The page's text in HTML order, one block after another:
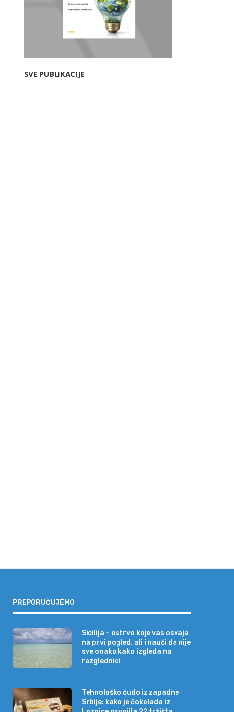
SVE PUBLIKACIJE
PREPORUČUJEMO
Sicilija – ostrvo koje vas osvaja
na prvi pogled, ali i nauči da nije
sve onako kako izgleda na
razglednici
Tehnološko čudo iz zapadne
Srbije: kako je čokolada iz